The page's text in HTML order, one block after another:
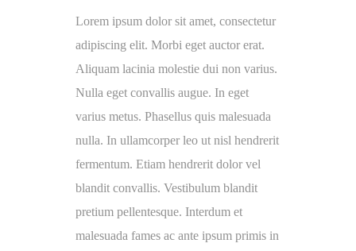
Lorem ipsum dolor sit amet, consectetur
adipiscing elit. Morbi eget auctor erat.
Aliquam lacinia molestie dui non varius.
Nulla eget convallis augue. In eget
varius metus. Phasellus quis malesuada
nulla. In ullamcorper leo ut nisl hendrerit
fermentum. Etiam hendrerit dolor vel
blandit convallis. Vestibulum blandit
pretium pellentesque. Interdum et
malesuada fames ac ante ipsum primis in